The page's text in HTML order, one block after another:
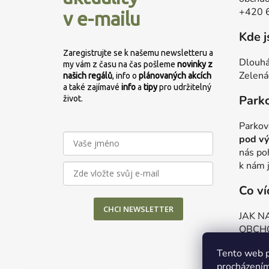
Tento web
v e-mailu
Zaregistrujte se k našemu newsletteru a
my vám z času na čas pošlemenovinky z
našich regálů, info oplánovaných akcích
a také zajímavéinfoatipypro udržitelný
život.
CHCI NEWSLETTER
+420
Kde
pod
nás
k nám
Co
JAK
NAŠE